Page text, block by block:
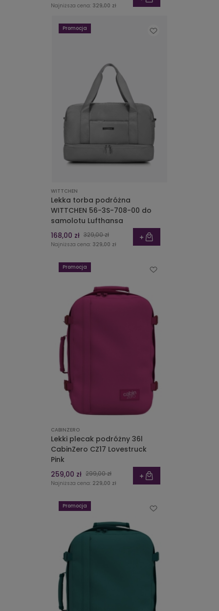
Najniższa cena: 329,00 zł
WITTCHEN
Lekka torba podróżna
WITTCHEN 56-3S-708-00 do
samolotu Lufthansa
168,00 zł 329,00 zł
Najniższa cena: 329,00 zł
Promocja
CABINZERO
Lekki plecak podróżny 36l
CabinZero CZ17 Lovestruck
Pink
259,00 zł 299,00 zł
Najniższa cena: 229,00 zł
Promocja
Promocja